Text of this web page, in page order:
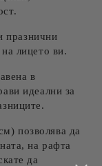
празнични
лицето ви.
в
идеални за
позволява да
на рафта
да